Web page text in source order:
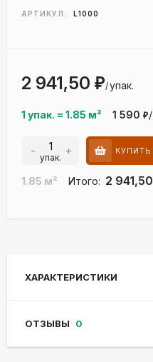
АРТИКУЛ: L1000
1 упак. = 1.85 м² 1 590 ₽/
2 941,50 ₽/упак.
- упак. + КУПИТЬ
1.85 м² Итого: 2 941,50
ХАРАКТЕРИСТИКИ
ОТЗЫВЫ 0